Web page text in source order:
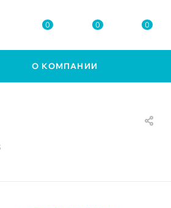
0 0 0
О КОМПАНИИ